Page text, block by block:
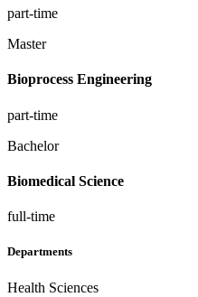
part-time
Master
Bioprocess Engineering
part-time
Bachelor
Biomedical Science
full-time
Departments
Health Sciences